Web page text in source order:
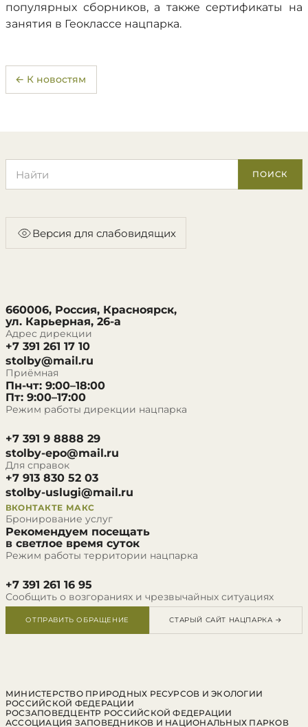
популярных сборников, а также сертификаты на
занятия в Геоклассе нацпарка.
← К новостям
ПОИСК
Версия для слабовидящих
660006, Россия, Красноярск,
ул. Карьерная, 26-а
Адрес дирекции
+7 391 261 17 10
stolby@mail.ru
Приёмная
Пн-чт: 9:00–18:00
Пт: 9:00–17:00
Режим работы дирекции нацпарка
+7 391 9 8888 29
stolby-epo@mail.ru
Для справок
+7 913 830 52 03
stolby-uslugi@mail.ru
ВКОНТАКТЕ МАКС
Бронирование услуг
Рекомендуем посещать
в светлое время суток
Режим работы территории нацпарка
+7 391 261 16 95
Сообщить о возгораниях и чрезвычайных ситуациях
ОТПРАВИТЬ ОБРАЩЕНИЕ СТАРЫЙ САЙТ НАЦПАРКА →
МИНИСТЕРСТВО ПРИРОДНЫХ РЕСУРСОВ И ЭКОЛОГИИ
РОССИЙСКОЙ ФЕДЕРАЦИИ
РОСЗАПОВЕДЦЕНТР РОССИЙСКОЙ ФЕДЕРАЦИИ
АССОЦИАЦИЯ ЗАПОВЕДНИКОВ И НАЦИОНАЛЬНЫХ ПАРКОВ